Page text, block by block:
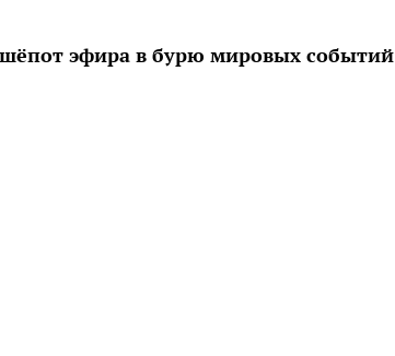
эфира в бурю мировых событий